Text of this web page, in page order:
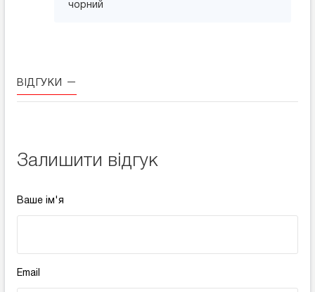
чорний
ВІДГУКИ
Залишити відгук
Ваше ім'я
Email